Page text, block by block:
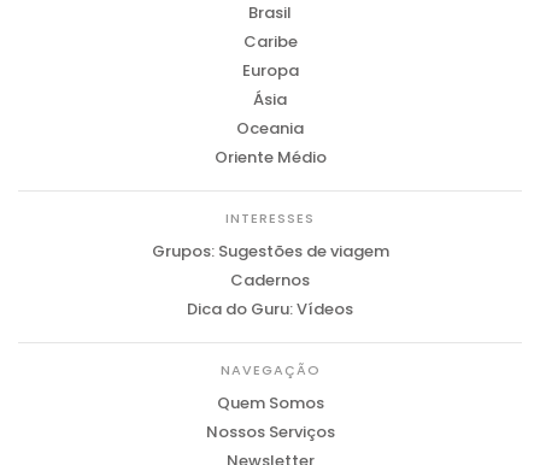
Brasil
Caribe
Europa
Ásia
Oceania
Oriente Médio
INTERESSES
Grupos: Sugestões de viagem
Cadernos
Dica do Guru: Vídeos
NAVEGAÇÃO
Quem Somos
Nossos Serviços